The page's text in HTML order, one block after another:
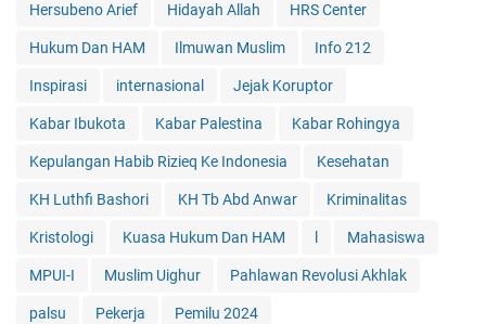
Hersubeno Arief Hidayah Allah HRS Center
Hukum Dan HAM Ilmuwan Muslim Info 212
Inspirasi internasional Jejak Koruptor
Kabar Ibukota Kabar Palestina Kabar Rohingya
Kepulangan Habib Rizieq Ke Indonesia Kesehatan
KH Luthfi Bashori KH Tb Abd Anwar Kriminalitas
Kristologi Kuasa Hukum Dan HAM Mahasiswa
MPUI-I Muslim Uighur Pahlawan Revolusi Akhlak
palsu Pekerja Pemilu 2024